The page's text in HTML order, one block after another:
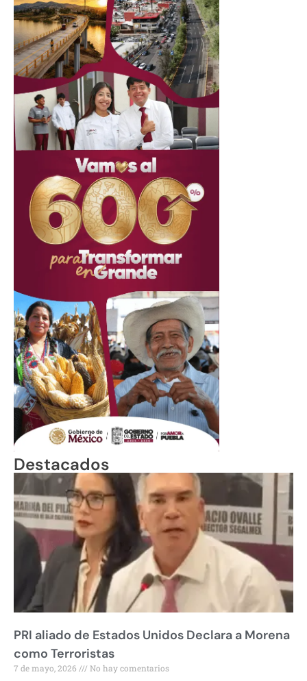
Destacados
PRI aliado de Estados Unidos Declara a Morena
como Terroristas
7 de mayo, 2026 No hay comentarios